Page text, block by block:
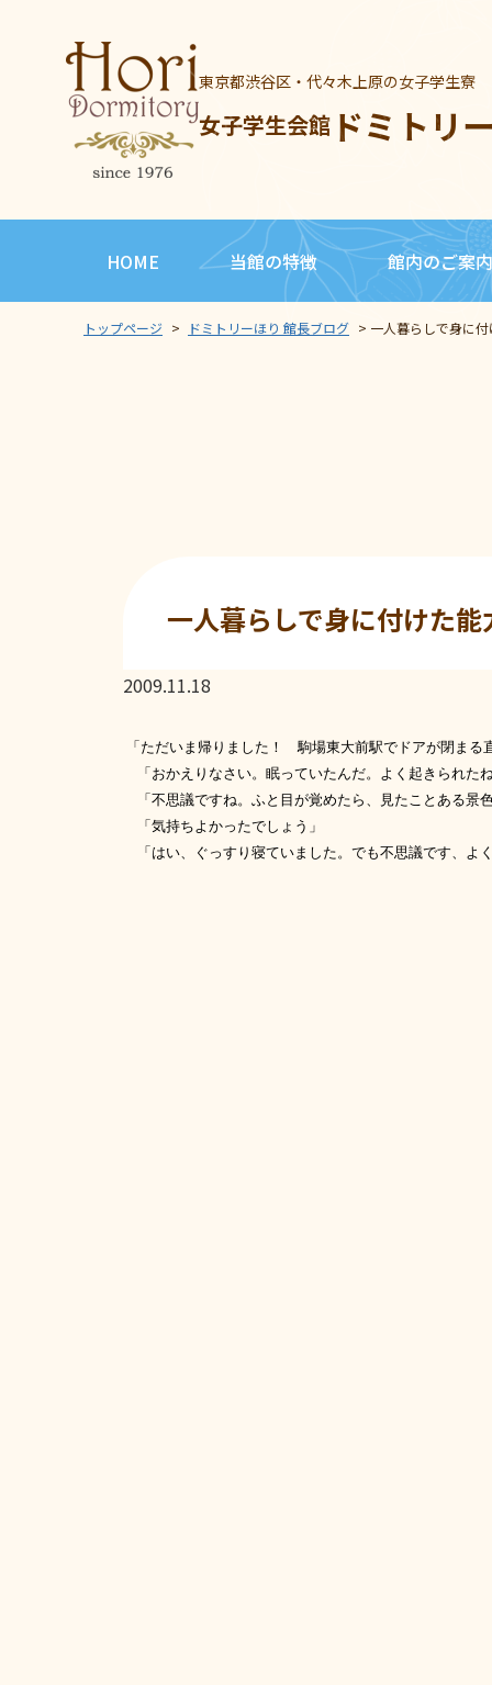
東京都渋谷区・代々木上原の女子学生寮
女子学生会館 ドミトリ
HOME 当館の特徴 館内のご案内
トップページ > ドミトリーほり 館長ブログ > 一人暮らしで身に
一人暮らしで身に付けた能
2009.11.18
「ただいま帰りました！ 駒場東大前駅でドアが閉まる
「おかえりなさい。眠っていたんだ。よく起きられた
「不思議ですね。ふと目が覚めたら、見たことある景
「気持ちよかったでしょう」
「はい、ぐっすり寝ていました。でも不思議です、